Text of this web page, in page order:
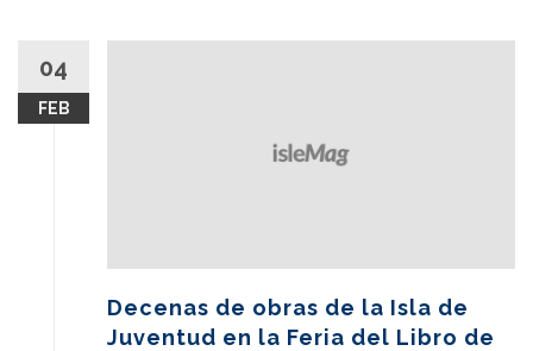
04
FEB
Decenas de obras de la Isla de
Juventud en la Feria del Libro de